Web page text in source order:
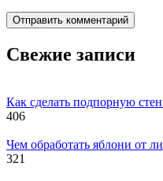
Свежие записи
Как сделать подпорную
406
Чем обработать яблони от
321